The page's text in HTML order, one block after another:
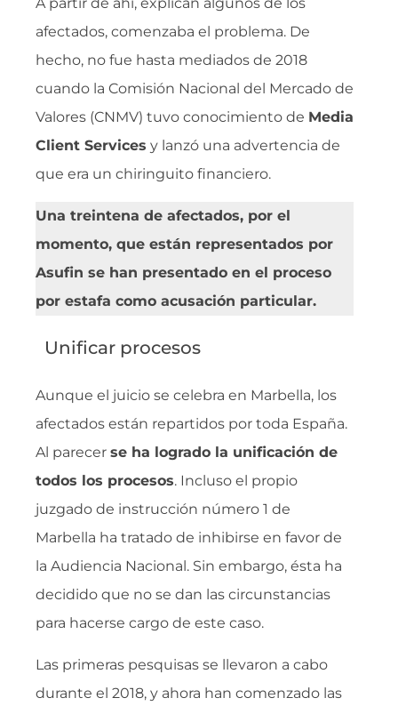
A partir de ahí, explican algunos de los
afectados, comenzaba el problema. De
hecho, no fue hasta mediados de 2018
cuando la Comisión Nacional del Mercado de
Valores (CNMV) tuvo conocimiento de Media
Client Services y lanzó una advertencia de
que era un chiringuito financiero.
Una treintena de afectados, por el
momento, que están representados por
Asufin se han presentado en el proceso
por estafa como acusación particular.
Unificar procesos
Aunque el juicio se celebra en Marbella, los
afectados están repartidos por toda España.
Al parecer se ha logrado la unificación de
todos los procesos. Incluso el propio
juzgado de instrucción número 1 de
Marbella ha tratado de inhibirse en favor de
la Audiencia Nacional. Sin embargo, ésta ha
decidido que no se dan las circunstancias
para hacerse cargo de este caso.
Las primeras pesquisas se llevaron a cabo
durante el 2018, y ahora han comenzado las